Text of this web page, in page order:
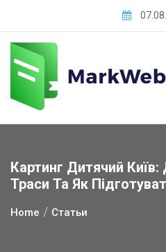
content
Картинг Дитячий
Траси Та Як
Home Статьи